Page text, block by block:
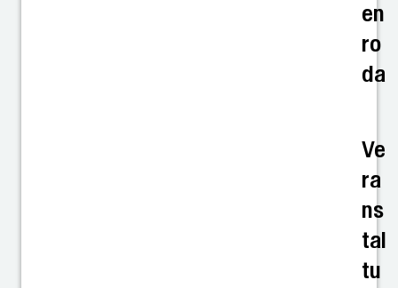
en
ro
da
Ve
ra
ns
tal
tu